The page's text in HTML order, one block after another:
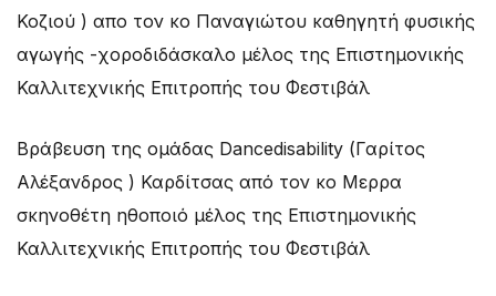
Κοζιού ) απο τον κο Παναγιώτου καθηγητή φυσικής
αγωγής -χοροδιδάσκαλο μέλος της Επιστημονικής
Καλλιτεχνικής Επιτροπής του Φεστιβάλ
Βράβευση της ομάδας Dancedisability (Γαρίτος
Αλέξανδρος ) Καρδίτσας από τον κο Μερρα
σκηνοθέτη ηθοποιό μέλος της Επιστημονικής
Καλλιτεχνικής Επιτροπής του Φεστιβάλ